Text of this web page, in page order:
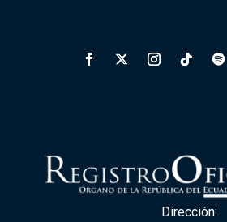
Dirección: